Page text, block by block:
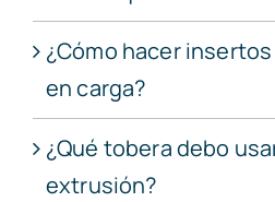
¿Cómo hacer
en carga?
¿Qué tobera debo
extrusión?